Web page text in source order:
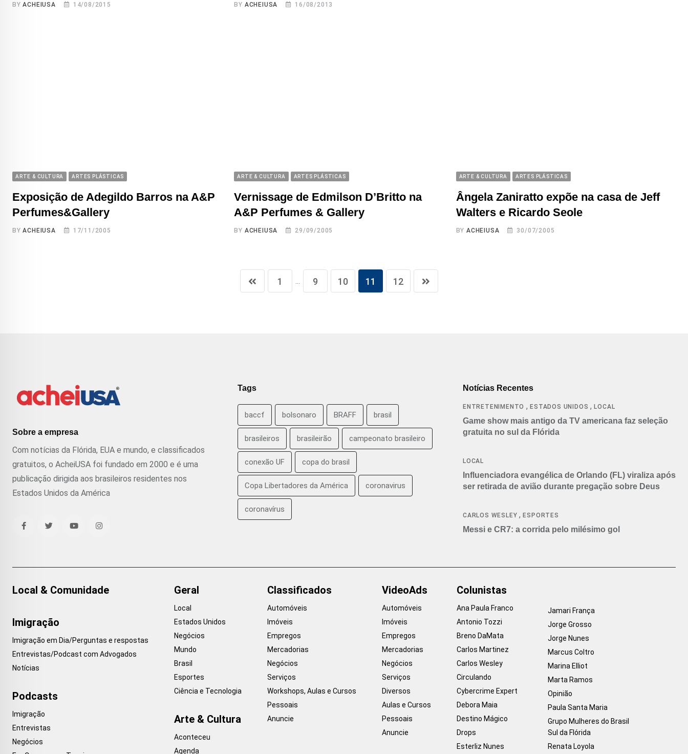
BYACHEIUSA 14/08/2015 BY ACHEIUSA 16/08/2013
ARTE & CULTURA ARTES PLÁSTICAS
Exposição de Adegildo Barros na A&P
Perfumes&Gallery
BYACHEIUSA 17/11/2005
ARTE & CULTURA ARTES PLÁSTICAS
Vernissage de Edmilson D’Britto na
A&P Perfumes & Gallery
BY ACHEIUSA 29/09/2005
ARTE & CULTURA ARTES PLÁSTICAS
Ângela Zaniratto expõe na casa de Jeff
Walters e Ricardo Seole
BYACHEIUSA 30/07/2005
1 9 10 11 12
Sobre a empresa
Com notícias da Flórida, EUA e mundo, e classificados
gratuitos, o AcheiUSA foi fundado em 2000 e é uma
publicação dirigida aos brasileiros residentes nos
Estados Unidos da América
Tags
baccf bolsonaro BRAFF brasil
brasileiros brasileirão campeonato brasileiro
conexão UF copa do brasil
Copa Libertadores da América coronavirus
coronavírus
Notícias Recentes
ENTRETENIMENTO ,ESTADOS UNIDOS ,LOCAL
Game show mais antigo da TV americana faz seleção
gratuita no sul da Flórida
LOCAL
Influenciadora evangélica de Orlando (FL) viraliza após
ser retirada de avião durante pregação sobre Deus
CARLOS WESLEY ,ESPORTES
Messi e CR7: a corrida pelo milésimo gol
Local & Comunidade
Imigração
Imigração em Dia/Perguntas e respostas
Entrevistas/Podcast com Advogados
Notícias
Podcasts
Imigração
Entrevistas
Negócios
Geral
Local
Estados Unidos
Negócios
Mundo
Brasil
Esportes
Ciência e Tecnologia
Arte & Cultura
Aconteceu
Agenda
Classificados
Automóveis
Imóveis
Empregos
Mercadorias
Negócios
Serviços
Workshops, Aulas e Cursos
Pessoais
Anuncie
VideoAds
Automóveis
Imóveis
Empregos
Mercadorias
Negócios
Serviços
Diversos
Aulas e Cursos
Pessoais
Anuncie
Colunistas
Ana Paula Franco
Antonio Tozzi
Breno DaMata
Carlos Martinez
Carlos Wesley
Circulando
Cybercrime Expert
Debora Maia
Destino Mágico
Drops
Esterliz Nunes
Jamari França
Jorge Grosso
Jorge Nunes
Marcus Coltro
Marina Elliot
Marta Ramos
Opinião
Paula Santa Maria
Grupo Mulheres do Brasil
Sul da Flórida
Renata Loyola